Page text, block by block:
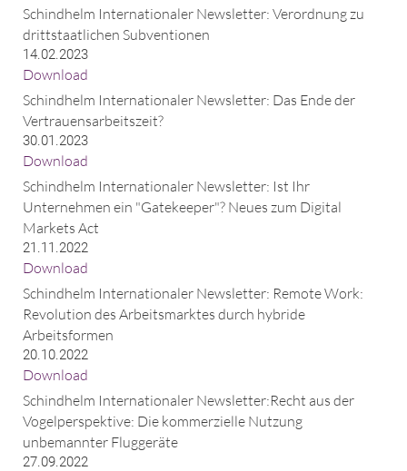
Schindhelm Internationaler Newsletter: Verordnung zu
drittstaatlichen Subventionen
14.02.2023
Download
Schindhelm Internationaler Newsletter: Das Ende der
Vertrauensarbeitszeit?
30.01.2023
Download
Schindhelm Internationaler Newsletter: Ist Ihr
Unternehmen ein "Gatekeeper"? Neues zum Digital
Markets Act
21.11.2022
Download
Schindhelm Internationaler Newsletter: Remote Work:
Revolution des Arbeitsmarktes durch hybride
Arbeitsformen
20.10.2022
Download
Schindhelm Internationaler Newsletter:Recht aus der
Vogelperspektive: Die kommerzielle Nutzung
unbemannter Fluggeräte
27.09.2022